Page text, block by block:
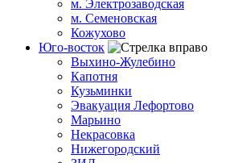
м. Электрозаводская
м. Семеновская
Кожухово
Юго-восток
Выхино-Жулебино
Капотня
Кузьминки
Эвакуация Лефортово
Марьино
Некрасовка
Нижегородский